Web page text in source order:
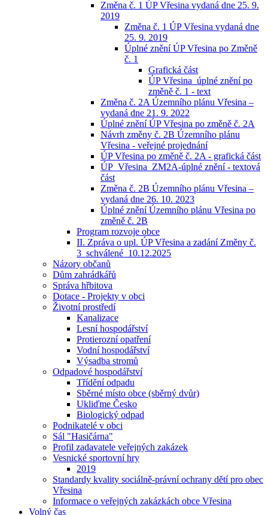
Změna č. 1 ÚP Vřesina vydaná dne 25. 9.
2019
Změna č. 1 ÚP Vřesina vydaná dne
25. 9. 2019
Úplné znění ÚP Vřesina po Změně
č. 1
Grafická část
ÚP Vřesina_úplné znění po
změně č. 1 - text
Změna č. 2A Územního plánu Vřesina –
vydaná dne 21. 9. 2022
Úplné znění ÚP Vřesina po změně č. 2A
Návrh změny č. 2B Územního plánu
Vřesina - veřejné projednání
ÚP Vřesina po změně č. 2A - grafická část
ÚP_Vřesina_ZM2A-úplné znění - textová
část
Změna č. 2B Územního plánu Vřesina –
vydaná dne 26. 10. 2023
Úplné znění Územního plánu Vřesina po
změně č. 2B
Program rozvoje obce
II. Zpráva o upl. ÚP Vřesina a zadání Změny č.
3_schválené_10.12.2025
Názory občanů
Dům zahrádkářů
Správa hřbitova
Dotace - Projekty v obci
Životní prostředí
Kanalizace
Lesní hospodářství
Protierozní opatření
Vodní hospodářství
Výsadba stromů
Odpadové hospodářství
Třídění odpadu
Sběrné místo obce (sběrný dvůr)
Ukliďme Česko
Biologický odpad
Podnikatelé v obci
Sál "Hasičárna"
Profil zadavatele veřejných zakázek
Vesnické sportovní hry
2019
Standardy kvality sociálně-právní ochrany dětí pro obec
Vřesina
Informace o veřejných zakázkách obce Vřesina
Volný čas